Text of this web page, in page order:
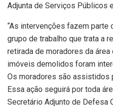
Adjunta de Serviços Públicos
“As intervenções fazem parte
grupo de trabalho que trata a
retirada de moradores da área
imóveis demolidos foram
Os moradores são assistidos
Essa ação seguirá por toda
Secretário Adjunto de Defesa